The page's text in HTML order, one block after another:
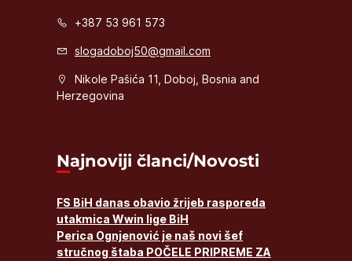
+387 53 961 573
slogadoboj50@gmail.com
Nikole Pašića 11, Doboj, Bosnia and
Herzegovina
Najnoviji članci/Novosti
FS BiH danas obavio žrijeb rasporeda
utakmica Wwin lige BiH
Perica Ognjenović je naš novi šef
stručnog štaba POČELE PRIPREME ZA